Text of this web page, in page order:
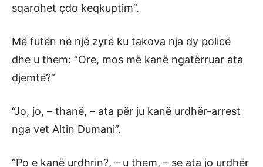
sqarohet çdo keqkuptim”.
Më futën në një zyrë ku takova nja dy policë
dhe u them: “Ore, mos më kanë ngatërruar ata
djemtë?”
“Jo, jo, – thanë, – ata për ju kanë urdhër-arrest
nga vet Altin Dumani”.
“Po e kanë urdhrin?, – u them, – se ata jo urdhër